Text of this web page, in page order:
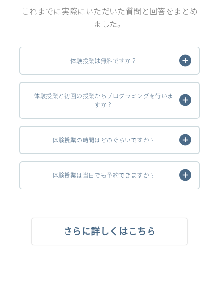
これまでに実際にいただいた質問と回答をまとめ
ました。
体験授業は無料ですか？
体験授業と初回の授業からプログラミングを行いま
すか？
体験授業の時間はどのぐらいですか？
体験授業は当日でも予約できますか？
さらに詳しくはこちら